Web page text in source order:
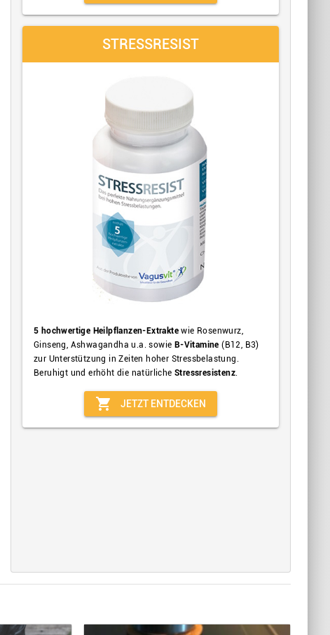
STRESSRESIST
5 hochwertige Heilpflanzen-Extraktewie Rosenwurz,
Ginseng, Ashwagandha u.a. sowie B-Vitamine (B12, B3)
zur Unterstützung in Zeiten hoher Stressbelastung.
Beruhigt und erhöht die natürliche Stressresistenz.
shopping_cart JETZT ENTDECKEN